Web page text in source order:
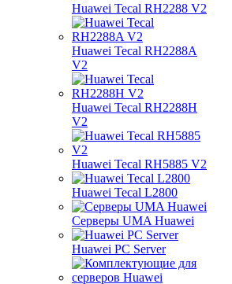
Huawei Tecal RH2288 V2
Huawei Tecal RH2288A
V2
Huawei Tecal RH2288H
V2
Huawei Tecal RH5885 V2
Huawei Tecal L2800
Серверы UMA Huawei
Huawei PC Server